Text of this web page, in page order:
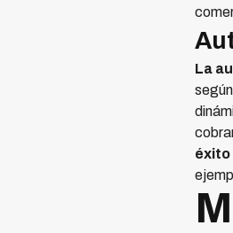
La
éxito